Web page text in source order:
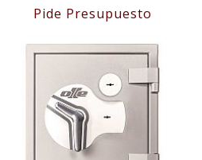
Pide Presupuesto